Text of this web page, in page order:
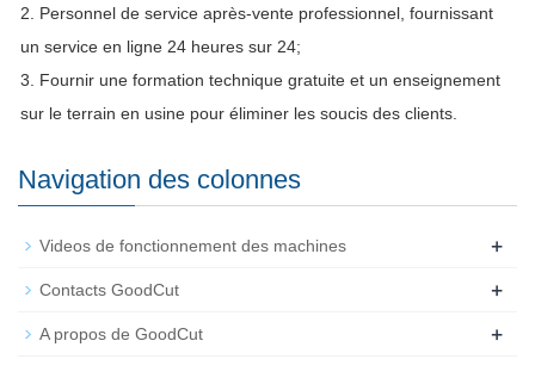
2. Personnel de service après-vente professionnel, fournissant
un service en ligne 24 heures sur 24;
3. Fournir une formation technique gratuite et un enseignement
sur le terrain en usine pour éliminer les soucis des clients.
Navigation des colonnes
Videos de fonctionnement des machines +
Contacts GoodCut +
A propos de GoodCut +